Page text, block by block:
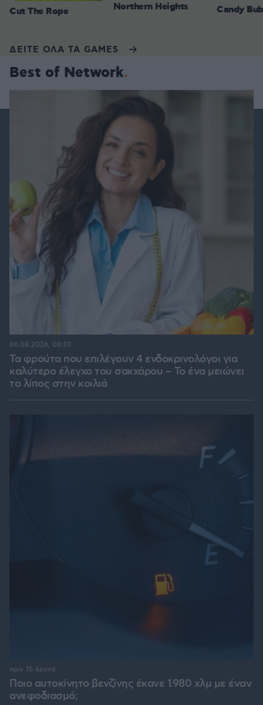
Cut The Rope Northern Heights Candy
ΔΕΙΤΕ ΟΛΑ ΤΑ GAMES
Best of Network
Τα φρούτα που επιλέγουν 4 ενδοκρινολόγοι για
καλύτερο έλεγχο του σακχάρου – Το ένα μειώνει
το λίπος στην κοιλιά
06.08.2026, 08:01
Ποιο αυτοκίνητο βενζίνης έκανε 1.980 χλμ με έναν
ανεφοδιασμό;
πριν 15 λεπτά